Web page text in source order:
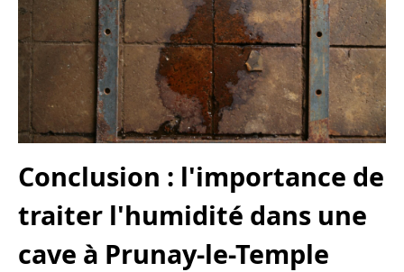
Conclusion : l'importance de
traiter l'humidité dans une
cave à Prunay-le-Temple